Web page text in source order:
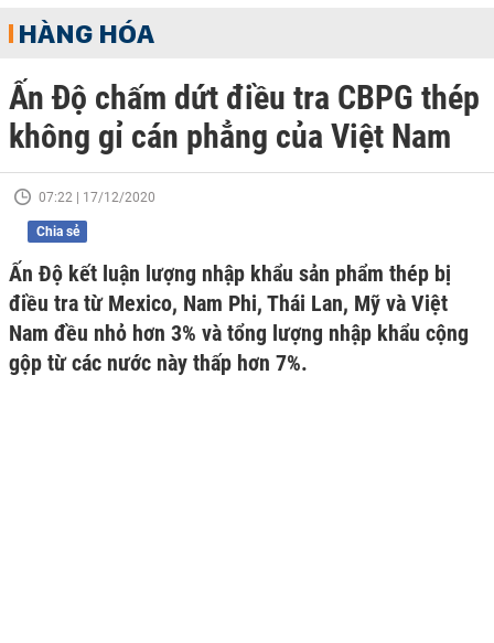
HÀNG HÓA
Ấn Độ chấm dứt điều tra CBPG thép
không gỉ cán phẳng của Việt Nam
07:22 | 17/12/2020
Chia sẻ
Ấn Độ kết luận lượng nhập khẩu sản phẩm thép bị
điều tra từ Mexico, Nam Phi, Thái Lan, Mỹ và Việt
Nam đều nhỏ hơn 3% và tổng lượng nhập khẩu cộng
gộp từ các nước này thấp hơn 7%.